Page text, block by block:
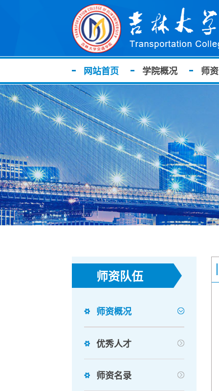
网站首页 学院概况 师
师资队伍
师资概况
优秀人才
师资名录